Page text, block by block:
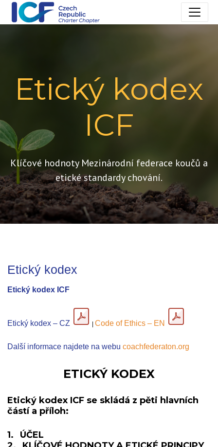
Etický kodex
ICF
Klíčové hodnoty Mezinárodní federace koučů a
etické standardy chování.
Etický kodex
Etický kodex ICF
Etický kodex – CZ Code of Ethics – EN
Další informace najdete na webu coachfederaton.org
ETICKÝ KODEX
Etický kodex ICF se skládá z pěti hlavních
částí a příloh:
1.
ÚČEL